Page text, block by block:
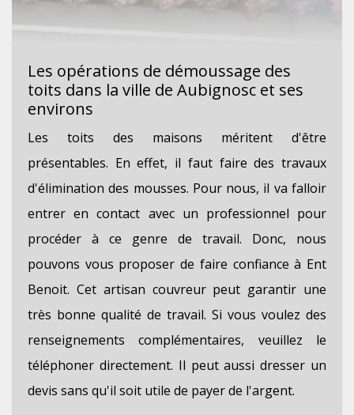
Les opérations de démoussage des
toits dans la ville de Aubignosc et ses
environs
Les toits des maisons méritent d'être
présentables. En effet, il faut faire des travaux
d'élimination des mousses. Pour nous, il va falloir
entrer en contact avec un professionnel pour
procéder à ce genre de travail. Donc, nous
pouvons vous proposer de faire confiance à Ent
Benoit. Cet artisan couvreur peut garantir une
très bonne qualité de travail. Si vous voulez des
renseignements complémentaires, veuillez le
téléphoner directement. Il peut aussi dresser un
devis sans qu'il soit utile de payer de l'argent.